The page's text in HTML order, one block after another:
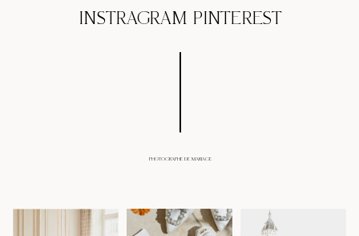
INSTRAGRAM PINTEREST
PHOTOGRAPHE DE MARIAGE